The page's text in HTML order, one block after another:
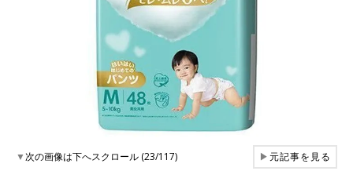
▼次の画像は下へスクロール (23/117) ▶元記事を見る